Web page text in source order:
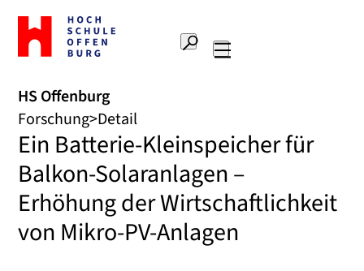
Zur
Startseite
Hochschule
Suche
HS Offenburg
Forschung Detail
Ein Batterie-Kleinspeicher für
Balkon-Solaranlagen –
Erhöhung der Wirtschaftlichkeit
von Mikro-PV-Anlagen